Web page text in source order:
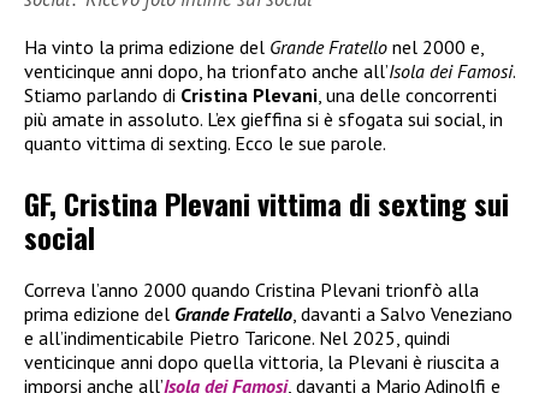
Ha vinto la prima edizione del Grande Fratello nel 2000 e,
venticinque anni dopo, ha trionfato anche all’Isola dei Famosi.
Stiamo parlando di Cristina Plevani , una delle concorrenti
più amate in assoluto. L’ex gieffina si è sfogata sui social, in
quanto vittima di sexting. Ecco le sue parole.
GF, Cristina Plevani vittima di sexting sui
social
Correva l’anno 2000 quando Cristina Plevani trionfò alla
prima edizione del Grande Fratello , davanti a Salvo Veneziano
e all’indimenticabile Pietro Taricone. Nel 2025, quindi
venticinque anni dopo quella vittoria, la Plevani è riuscita a
imporsi anche all’Isola dei Famosi, davanti a Mario Adinolfi e